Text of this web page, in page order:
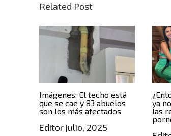
Related Post
Imágenes: El techo está
que se cae y 83 abuelos
son los más afectados
Editor julio, 2025
ya
las